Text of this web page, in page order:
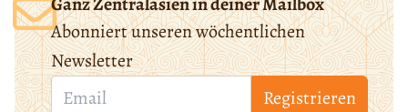
Abonniert unseren wöchentlichen
Newsletter
Registrieren